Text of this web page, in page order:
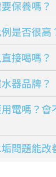
保養嗎？
是否很高
接喝嗎？
器品牌？
電嗎？會
問題能改